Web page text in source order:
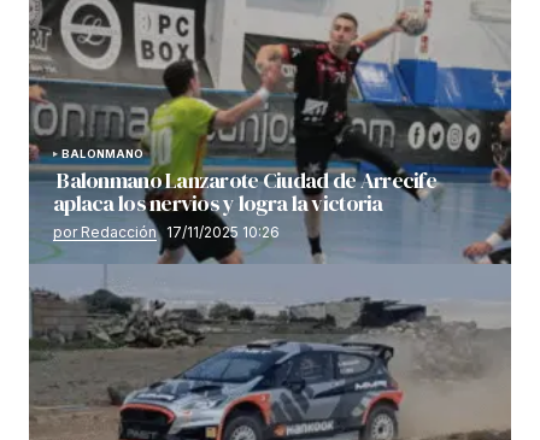
BALONMANO
Balonmano Lanzarote Ciudad de Arrecife
aplaca los nervios y logra la victoria
por Redacción 17/11/2025 10:26